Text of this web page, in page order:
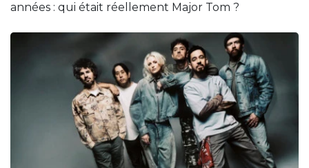
années : qui était réellement Major Tom ?